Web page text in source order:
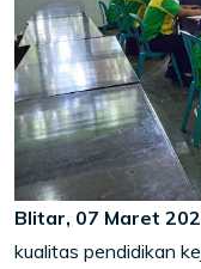
Blitar, 07 Maret
kualitas pendidikan